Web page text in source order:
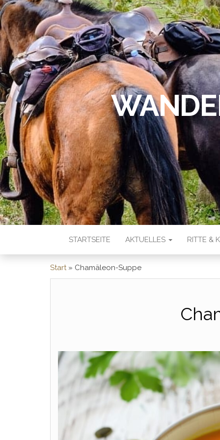
STARTSEITE AKTUELLES RITTE &
Start» Chamäleon-Suppe